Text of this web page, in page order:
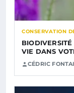
CONSERVATION
VIE DANS
CÉDRIC